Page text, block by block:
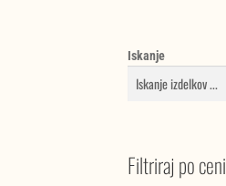
Iskanje
Filtriraj po ceni